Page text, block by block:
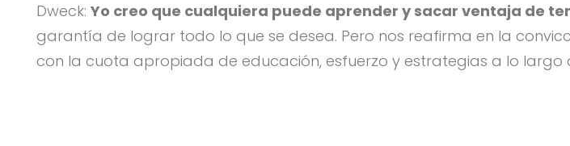
Dweck: Yo creo que cualquiera puede aprender y sacar ventaja de
garantía de lograr todo lo que se desea. Pero nos reafirma en la
con la cuota apropiada de educación, esfuerzo y estrategias a lo largo